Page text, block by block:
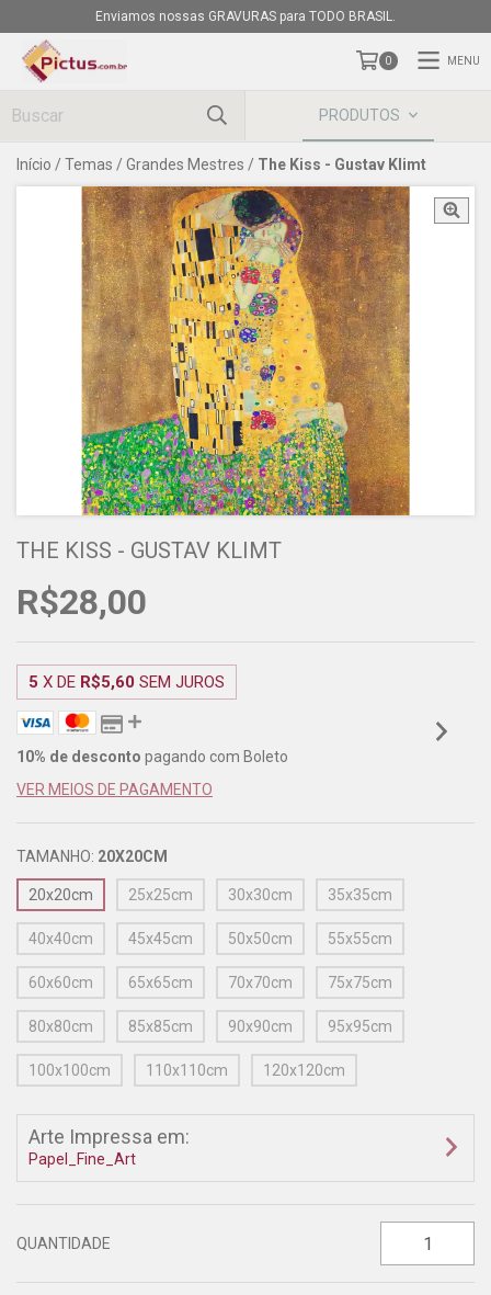
Enviamos nossas GRAVURAS para TODO BRASIL.
0 MENU
PRODUTOS
Início / Temas / Grandes Mestres / The Kiss - Gustav Klimt
THE KISS - GUSTAV KLIMT
R$28,00
5 X DE R$5,60 SEM JUROS
10% de desconto pagando com Boleto
VER MEIOS DE PAGAMENTO
TAMANHO: 20X20CM
20x20cm 25x25cm 30x30cm 35x35cm
40x40cm 45x45cm 50x50cm 55x55cm
60x60cm 65x65cm 70x70cm 75x75cm
80x80cm 85x85cm 90x90cm 95x95cm
100x100cm 110x110cm 120x120cm
Arte Impressa em:
Papel_Fine_Art
QUANTIDADE